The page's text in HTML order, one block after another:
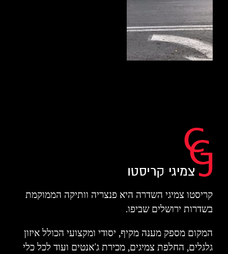
קריסטו צמיגי השדרה היא פנצריה וותיקה הממוקמת
בשדרות ירושלים שביפו.
המקום מספק מענה מקיף, יסודי ומקצועי הכולל איזון
גלגלים, החלפת צמיגים, מכירת ג'אנטים ועוד לכל כלי